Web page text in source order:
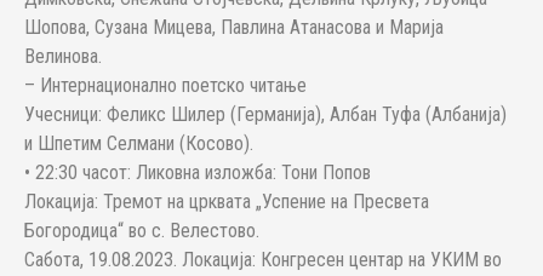
Шопова, Сузана Мицева, Павлина Атанасова и Марија
Велинова.
– Интернационално поетско читање
Учесници: Феликс Шилер (Германија), Албан Туфа (Албанија)
и Шпетим Селмани (Косово).
• 22:30 часот: Ликовна изложба: Тони Попов
Локација: Тремот на црквата „Успение на Пресвета
Богородица“ во с. Велестово.
Сабота, 19.08.2023. Локација: Конгресен центар на УКИМ во